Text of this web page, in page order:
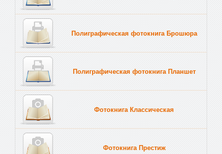
Полиграфическая фотокнига Брошюра
Полиграфическая фотокнига Планшет
Фотокнига Классическая
Фотокнига Престиж